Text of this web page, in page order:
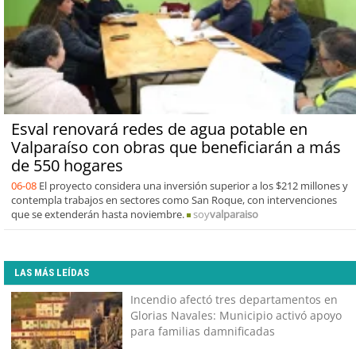
Esval renovará redes de agua potable en
Valparaíso con obras que beneficiarán a más
de 550 hogares
06-08 El proyecto considera una inversión superior a los $212 millones y
contempla trabajos en sectores como San Roque, con intervenciones
que se extenderán hasta noviembre.
soyvalparaiso
LAS MÁS LEÍDAS
Incendio afectó tres departamentos en
Glorias Navales: Municipio activó apoyo
para familias damnificadas